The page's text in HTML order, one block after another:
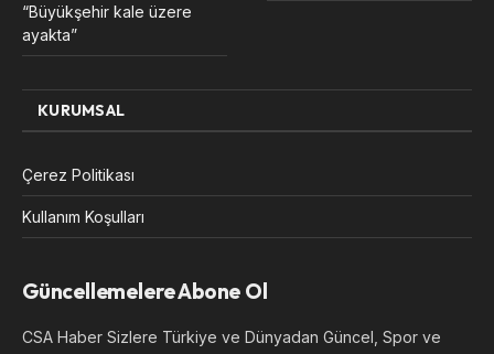
“Büyükşehir kale üzere
ayakta”
KURUMSAL
Çerez Politikası
Kullanım Koşulları
Güncellemelere Abone Ol
CSA Haber Sizlere Türkiye ve Dünyadan Güncel, Spor ve